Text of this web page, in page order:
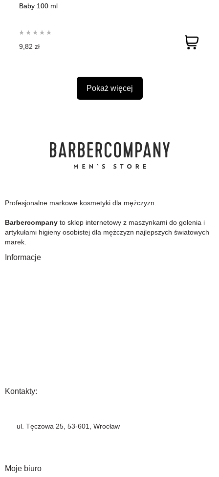
Baby 100 ml
9,82 zł
Pokaż więcej
Profesjonalne markowe kosmetyki dla mężczyzn.
Barbercompany to sklep internetowy z maszynkami do golenia i
artykułami higieny osobistej dla mężczyzn najlepszych światowych
marek.
Informacje
Kontakty:
ul. Tęczowa 25, 53-601, Wrocław
Moje biuro